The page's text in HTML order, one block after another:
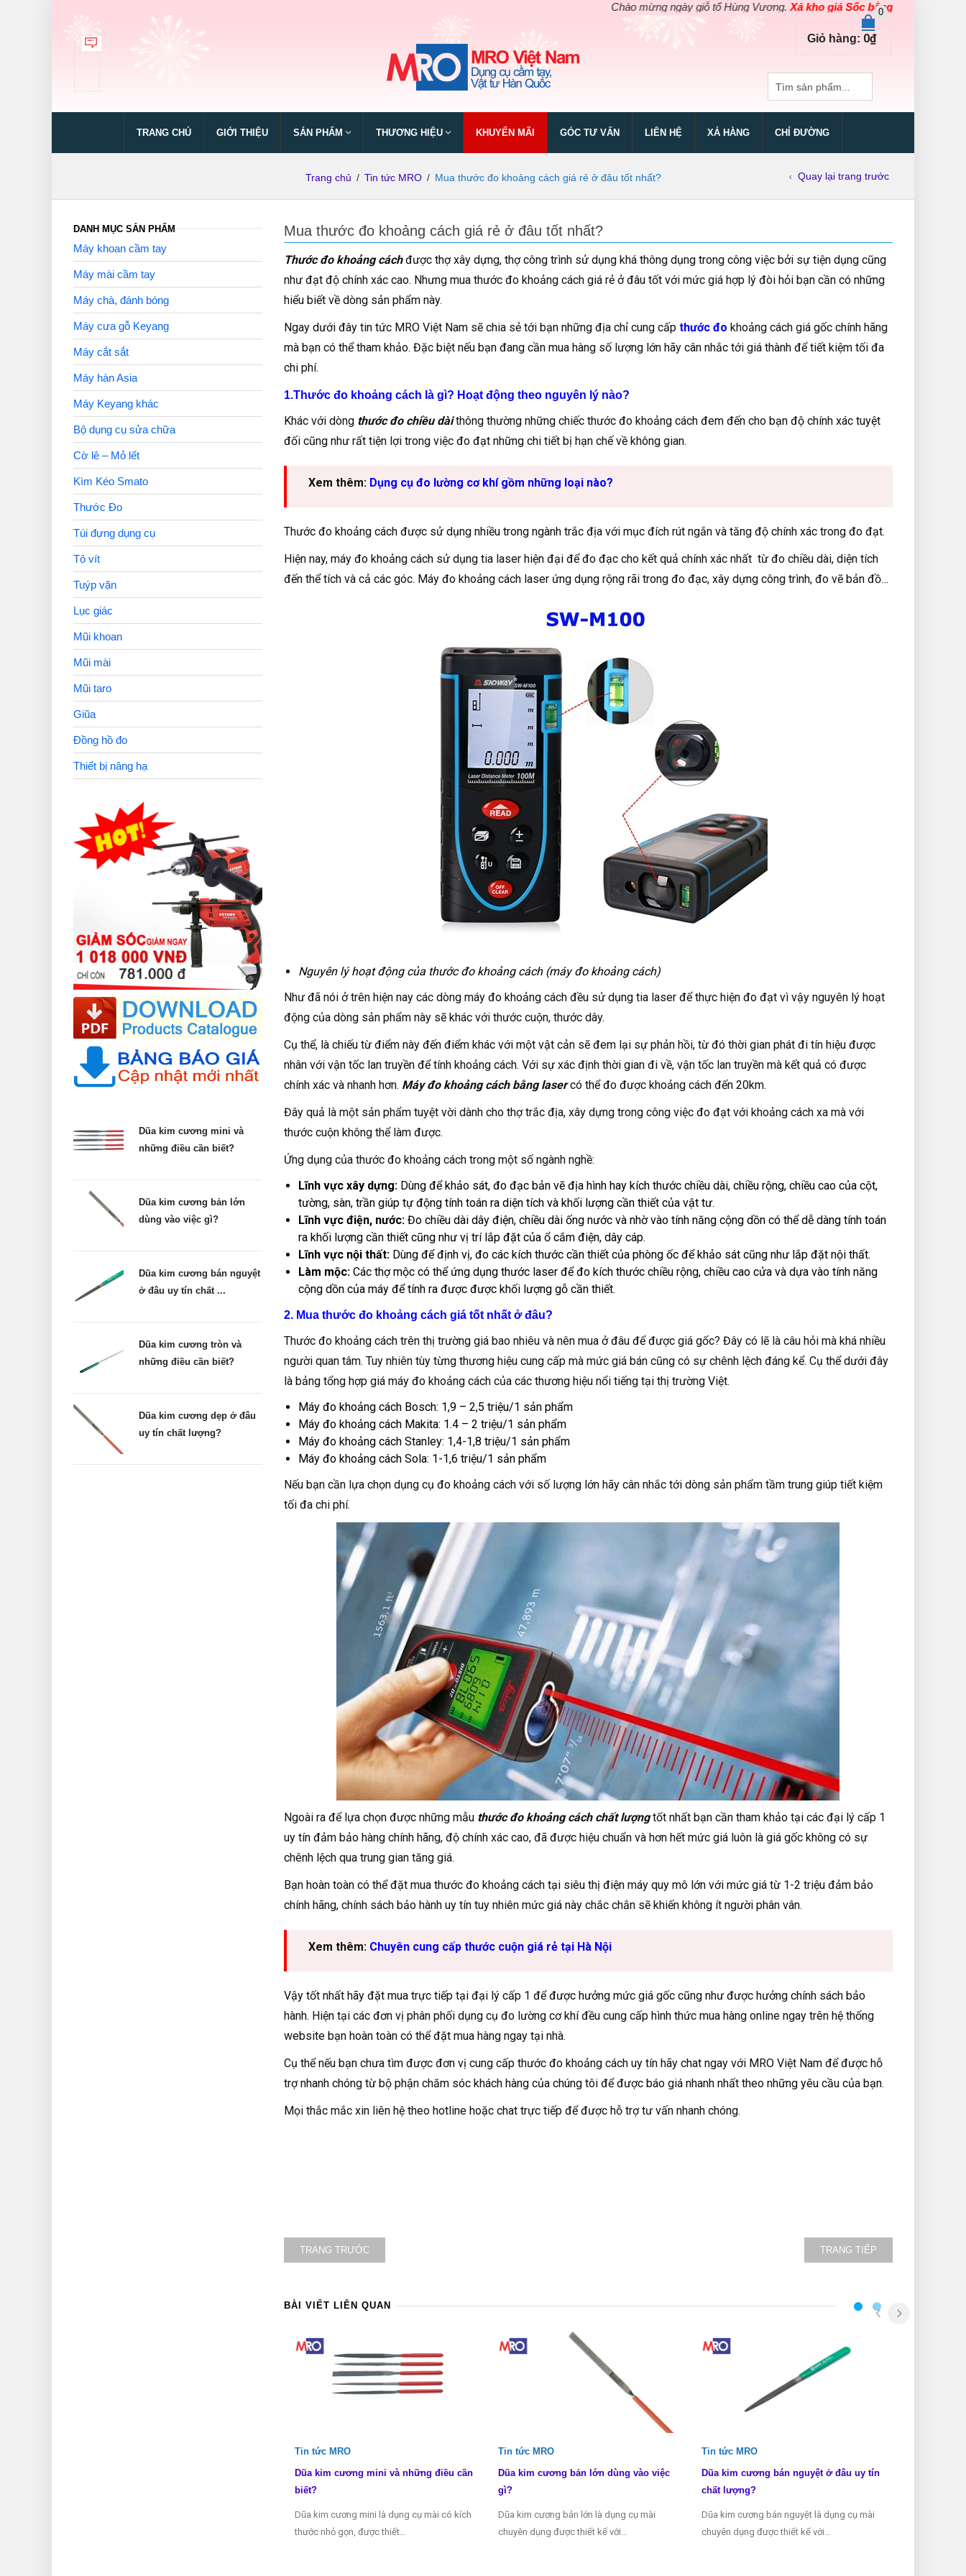
Chào mừng ngày giỗ tổ Hùng Vương.Xả kho giá Sốc bằng giá Gốccho các sản
0
Giỏ hàng: 0₫
TRANG CHỦ GIỚI THIỆU SẢN PHẨM THƯƠNG HIỆU KHUYẾN MÃI GÓC TƯ VẤN LIÊN HỆ XẢ HÀNG CHỈ ĐƯỜNG
Trang chủ / Tin tức MRO / Mua thước đo khoảng cách giá rẻ ở đâu tốt nhất? Quay lại trang trước
Mua thước đo khoảng cách giá rẻ ở đâu tốt nhất?
Thước đo khoảng cáchđược thợ xây dựng, thợ công trình sử dụng khá thông dụng trong công việc bởi sự tiện dụng cũng
như đạt độ chính xác cao. Nhưng mua thước đo khoảng cách giá rẻ ở đâu tốt với mức giá hợp lý đòi hỏi bạn cần có những
hiểu biết về dòng sản phẩm này.
Ngay dưới đây tin tức MRO Việt Nam sẽ chia sẻ tới bạn những địa chỉ cung cấp thước đo khoảng cách giá gốc chính hãng
mà bạn có thể tham khảo. Đặc biệt nếu bạn đang cần mua hàng số lượng lớn hãy cân nhắc tới giá thành để tiết kiệm tối đa
chi phí.
1.Thước đo khoảng cách là gì? Hoạt động theo nguyên lý nào?
Khác với dòng thước đo chiều dàithông thường những chiếc thước đo khoảng cách đem đến cho bạn độ chính xác tuyệt
đối cũng như rất tiện lợi trong việc đo đạt những chi tiết bị hạn chế về không gian.
Xem thêm: Dụng cụ đo lường cơ khí gồm những loại nào?
Thước đo khoảng cách được sử dụng nhiều trong ngành trắc địa với mục đích rút ngắn và tăng độ chính xác trong đo đạt.
Hiện nay, máy đo khoảng cách sử dụng tia laser hiện đại để đo đạc cho kết quả chính xác nhất từ đo chiều dài, diện tích
đến thể tích và cả các góc. Máy đo khoảng cách laser ứng dụng rộng rãi trong đo đạc, xây dựng công trình, đo vẽ bản đồ…
Nguyên lý hoạt động của thước đo khoảng cách (máy đo khoảng cách)
Như đã nói ở trên hiện nay các dòng máy đo khoảng cách đều sử dụng tia laser để thực hiện đo đạt vì vậy nguyên lý hoạt
động của dòng sản phẩm này sẽ khác với thước cuộn, thước dây.
Cụ thể, là chiếu từ điểm này đến điểm khác với một vật cản sẽ đem lại sự phản hồi, từ đó thời gian phát đi tín hiệu được
nhân với vận tốc lan truyền để tính khoảng cách. Với sự xác định thời gian đi về, vận tốc lan truyền mà kết quả có được
chính xác và nhanh hơn. Máy đo khoảng cách bằng lasercó thể đo được khoảng cách đến 20km.
Đây quả là một sản phẩm tuyệt vời dành cho thợ trắc địa, xây dựng trong công việc đo đạt với khoảng cách xa mà với
thước cuộn không thể làm được.
Ứng dụng của thước đo khoảng cách trong một số ngành nghề:
Lĩnh vực xây dựng: Dùng để khảo sát, đo đạc bản vẽ địa hình hay kích thước chiều dài, chiều rộng, chiều cao của cột,
tường, sàn, trần giúp tự động tính toán ra diện tích và khối lượng cần thiết của vật tư.
Lĩnh vực điện, nước: Đo chiều dài dây điện, chiều dài ống nước và nhờ vào tính năng cộng dồn có thể dễ dàng tính toán
ra khối lượng cần thiết cũng như vị trí lắp đặt của ổ cắm điện, dây cáp.
Lĩnh vực nội thất: Dùng để định vị, đo các kích thước cần thiết của phòng ốc để khảo sát cũng như lắp đặt nội thất.
Làm mộc: Các thợ mộc có thể ứng dụng thước laser để đo kích thước chiều rộng, chiều cao cửa và dựa vào tính năng
cộng dồn của máy để tính ra được được khối lượng gỗ cần thiết.
2. Mua thước đo khoảng cách giá tốt nhất ở đâu?
Thước đo khoảng cách trên thị trường giá bao nhiêu và nên mua ở đâu để được giá gốc? Đây có lẽ là câu hỏi mà khá nhiều
người quan tâm. Tuy nhiên tùy từng thương hiệu cung cấp mà mức giá bán cũng có sự chênh lệch đáng kể. Cụ thể dưới đây
là bảng tổng hợp giá máy đo khoảng cách của các thương hiệu nổi tiếng tại thị trường Việt.
Máy đo khoảng cách Bosch: 1,9 – 2,5 triệu/1 sản phẩm
Máy đo khoảng cách Makita: 1.4 – 2 triệu/1 sản phẩm
Máy đo khoảng cách Stanley: 1,4-1,8 triệu/1 sản phẩm
Máy đo khoảng cách Sola: 1-1,6 triệu/1 sản phẩm
Nếu bạn cần lựa chọn dụng cụ đo khoảng cách với số lượng lớn hãy cân nhắc tới dòng sản phẩm tầm trung giúp tiết kiệm
tối đa chi phí.
Ngoài ra để lựa chọn được những mẫu thước đo khoảng cách chất lượngtốt nhất bạn cần tham khảo tại các đại lý cấp 1
uy tín đảm bảo hàng chính hãng, độ chính xác cao, đã được hiệu chuẩn và hơn hết mức giá luôn là giá gốc không có sự
chênh lệch qua trung gian tăng giá.
Bạn hoàn toàn có thể đặt mua thước đo khoảng cách tại siêu thị điện máy quy mô lớn với mức giá từ 1-2 triệu đảm bảo
chính hãng, chính sách bảo hành uy tín tuy nhiên mức giá này chắc chắn sẽ khiến không ít người phân vân.
Xem thêm: Chuyên cung cấp thước cuộn giá rẻ tại Hà Nội
Vậy tốt nhất hãy đặt mua trực tiếp tại đại lý cấp 1 để được hưởng mức giá gốc cũng như được hưởng chính sách bảo
hành. Hiện tại các đơn vị phân phối dụng cụ đo lường cơ khí đều cung cấp hình thức mua hàng online ngay trên hệ thống
website bạn hoàn toàn có thể đặt mua hàng ngay tại nhà.
Cụ thể nếu bạn chưa tìm được đơn vị cung cấp thước đo khoảng cách uy tín hãy chat ngay với MRO Việt Nam để được hỗ
trợ nhanh chóng từ bộ phận chăm sóc khách hàng của chúng tôi để được báo giá nhanh nhất theo những yêu cầu của bạn.
Mọi thắc mắc xin liên hệ theo hotline hoặc chat trực tiếp để được hỗ trợ tư vấn nhanh chóng.
TRANG TRƯỚC TRANG TIẾP
BÀI VIẾT LIÊN QUAN
Tin tức MRO
Dũa kim cương mini và những điều cần
biết?
Dũa kim cương mini là dụng cụ mài có kích
thước nhỏ gọn, được thiết…
Tin tức MRO
Dũa kim cương bản lớn dùng vào việc
gì?
Dũa kim cương bản lớn là dụng cụ mài
chuyên dụng được thiết kế với…
Tin tức MRO
Dũa kim cương bán nguyệt ở đâu uy tín
chất lượng?
Dũa kim cương bán nguyệt là dụng cụ mài
chuyên dụng được thiết kế với…
DANH MỤC SẢN PHẨM
Máy khoan cầm tay
Máy mài cầm tay
Máy chà, đánh bóng
Máy cưa gỗ Keyang
Máy cắt sắt
Máy hàn Asia
Máy Keyang khác
Bộ dụng cụ sửa chữa
Cờ lê – Mỏ lết
Kìm Kéo Smato
Thước Đo
Túi đựng dụng cụ
Tô vít
Tuýp vặn
Lục giác
Mũi khoan
Mũi mài
Mũi taro
Giũa
Đồng hồ đo
Thiết bị nâng hạ
Dũa kim cương mini và
những điều cần biết?
Dũa kim cương bản lớn
dùng vào việc gì?
Dũa kim cương bán nguyệt
ở đâu uy tín chất ...
Dũa kim cương tròn và
những điều cần biết?
Dũa kim cương dẹp ở đâu
uy tín chất lượng?